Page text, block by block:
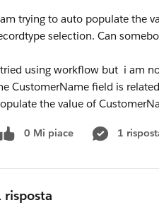
trying to auto populate the
selection. Can
using workflow but i am
CustomerName field is
the value of
0 Mi piace 1
risposta